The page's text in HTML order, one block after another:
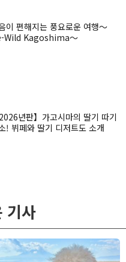
이 편해지는 풍요로운 여행～
Wild Kagoshima～
2026년판】가고시마의 딸기 따기
! 뷔페와 딸기 디저트도 소개
기사